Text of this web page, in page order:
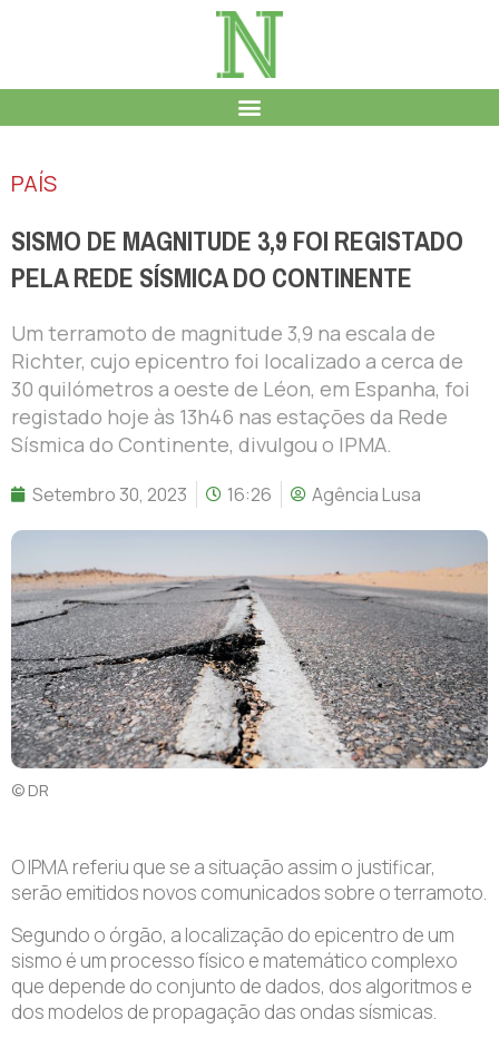
PAÍS
SISMO DE MAGNITUDE 3,9 FOI REGISTADO
PELA REDE SÍSMICA DO CONTINENTE
Um terramoto de magnitude 3,9 na escala de
Richter, cujo epicentro foi localizado a cerca de
30 quilómetros a oeste de Léon, em Espanha, foi
registado hoje às 13h46 nas estações da Rede
Sísmica do Continente, divulgou o IPMA.
Setembro 30, 2023 16:26 Agência Lusa
© DR
O IPMA referiu que se a situação assim o justificar,
serão emitidos novos comunicados sobre o terramoto.
Segundo o órgão, a localização do epicentro de um
sismo é um processo físico e matemático complexo
que depende do conjunto de dados, dos algoritmos e
dos modelos de propagação das ondas sísmicas.